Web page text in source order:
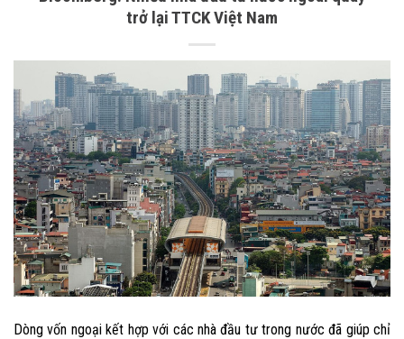
trở lại TTCK Việt Nam
Dòng vốn ngoại kết hợp với các nhà đầu tư trong nước đã giúp chỉ